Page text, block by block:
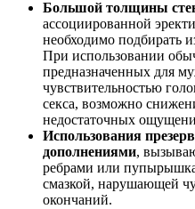
Большой толщины
ассоциированной
необходимо подбирать
При использовании
предназначенных для
чувствительностью
секса, возможно
недостаточных
Использования
дополнениями,
ребрами или
смазкой, нарушающей
окончаний.